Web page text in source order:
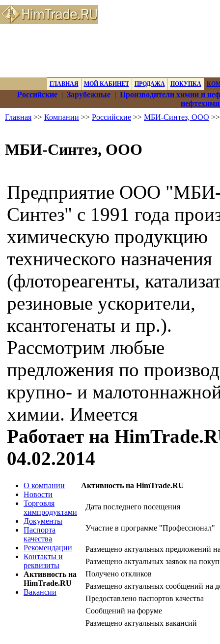
ГЛАВНАЯ МОЙ КАБИНЕТ ПРОДАЖА ПОКУПКА
Российские| Зарубежные| Производители химии и
Главная >> Компании >> Российские >> МБИ-Синтез, ООО
МБИ-Синтез, ООО
Предприятие ООО
Синтез" с 1991 года
химическую продукцию
технического назначения
(флотореагенты,
резиновые ускорители,
ксантогенаты и пр.).
Рассмотрим любые
предложения по
крупно- и
химии. Имеется
Работает на
04.02.2014
О компании
Новости
Торговля
химпродуктами
Документы
Паспорта
качества
Рекомендации
Контакты и
реквизиты
Активность на
HimTrade.RU
Вакансии
Активность на HimTrade.RU
Дата последнего посещения
Участие в программе "Профессионал"
Размещено актуальных предложений
Размещено актуальных заявок на
Получено откликов
Размещено актуальных сообщений на
Предоставлено паспортов качества
Сообщений на форуме
Размещено актуальных вакансий